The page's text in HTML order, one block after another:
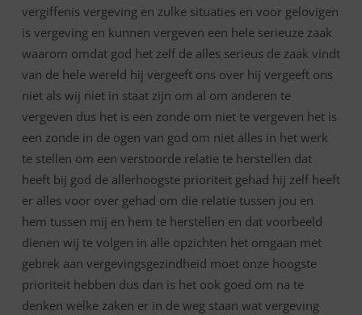
vergiffenis vergeving en zulke situaties en voor gelovigen
is vergeving en kunnen vergeven een hele serieuze zaak
waarom omdat god het zelf de alles serieus de zaak vindt
van de hele wereld hij vergeeft ons over hij vergeeft ons
niet als wij niet in staat zijn om al om anderen te
vergeven dus het is een zonde om niet te vergeven het is
een zonde in de ogen van god om niet alles in het werk
te stellen om een verstoorde relatie te herstellen dat
heeft bij god de allerhoogste prioriteit gehad hij zelf heeft
er alles voor over gehad om die relatie tussen jou en
hem tussen mij en hem te herstellen en dat voorbeeld
dienen wij te volgen in alle opzichten het omgaan met
gebrek aan vergevingsgezindheid moet onze hoogste
prioriteit hebben dus dan is het ook goed om na te
denken welke zaken er in de weg staan wat vergeving